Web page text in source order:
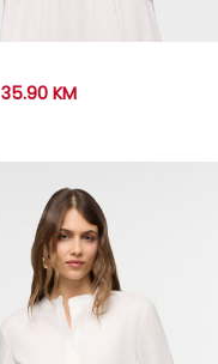
Original
35.90KMCurrent